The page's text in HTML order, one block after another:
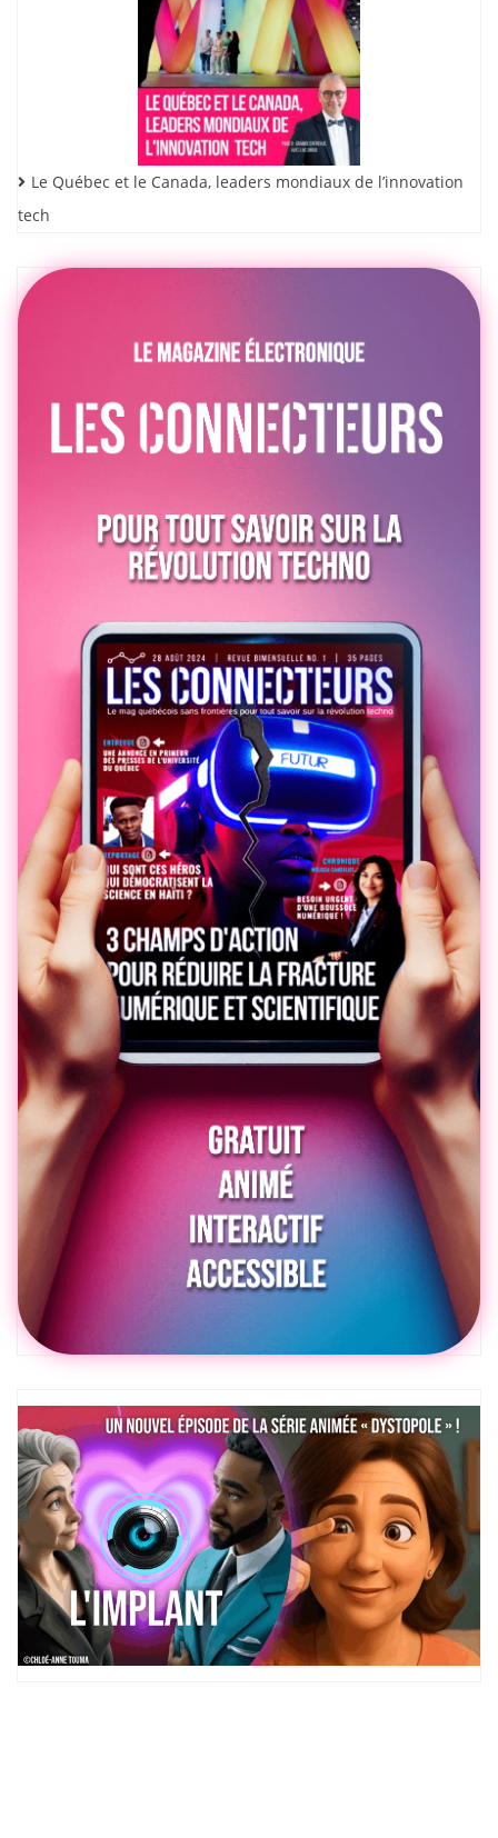
Le Québec et le Canada, leaders mondiaux de l’innovation
tech